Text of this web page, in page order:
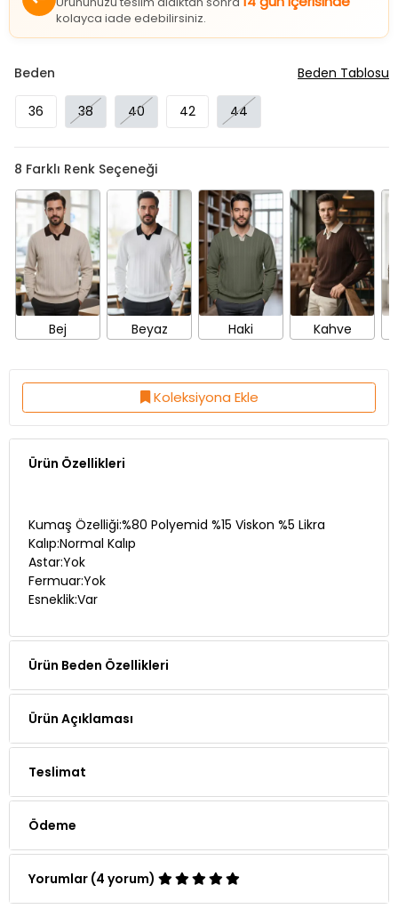
36
Bej Beyaz Haki Kahve
Koleksiyona Ekle
Ürün Özellikleri
Kalıp:Normal Kalıp
Astar:Yok
Fermuar:Yok
Esneklik:Var
Ürün Beden Özellikleri
Ürün Açıklaması
Teslimat
Ödeme
Yorumlar (4 yorum)